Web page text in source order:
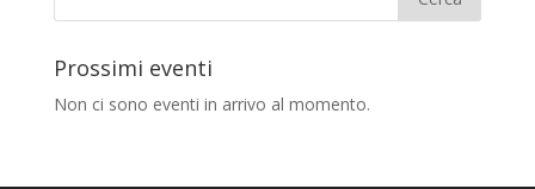
Prossimi eventi
Non ci sono eventi in arrivo al momento.